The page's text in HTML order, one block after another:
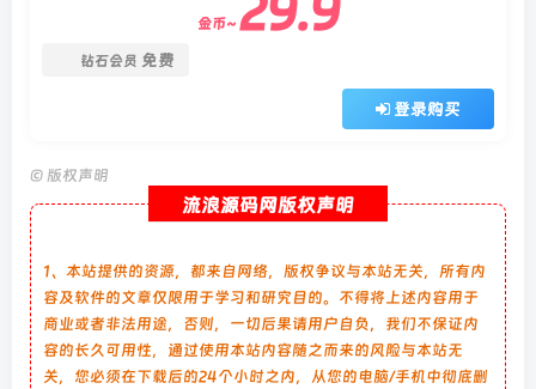
金币~
钻石会员 免费
登录购买
© 版权声明
流浪源码网版权声明
1、本站提供的资源，都来自网络，版权争议与本站无关，所有内
容及软件的文章仅限用于学习和研究目的。不得将上述内容用于
商业或者非法用途，否则，一切后果请用户自负，我们不保证内
容的长久可用性，通过使用本站内容随之而来的风险与本站无
关，您必须在下载后的24个小时之内，从您的电脑/手机中彻底删